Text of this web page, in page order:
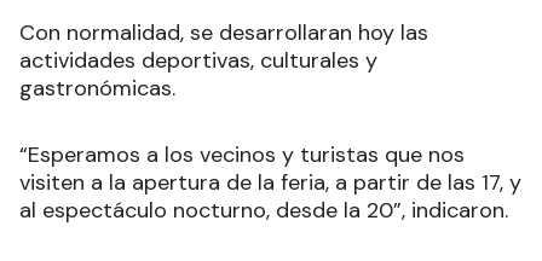
Con normalidad, se desarrollaran hoy las
actividades deportivas, culturales y
gastronómicas.
“Esperamos a los vecinos y turistas que nos
visiten a la apertura de la feria, a partir de las 17, y
al espectáculo nocturno, desde la 20”, indicaron.